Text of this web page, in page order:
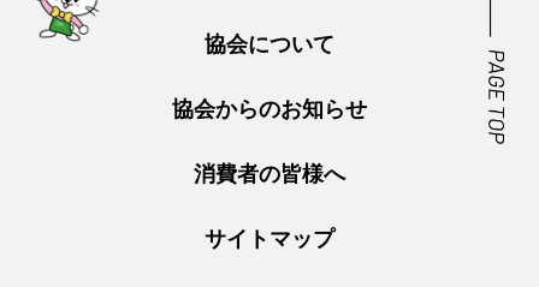
協会について
協会からのお知らせ
消費者の皆様へ
サイトマップ